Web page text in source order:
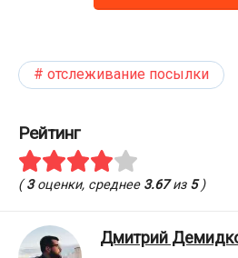
отслеживание посылки
Рейтинг
(3оценки, среднее 3.67из 5)
Дмитрий